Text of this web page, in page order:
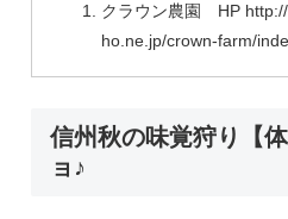
クラウン農園 HP http://
ho.ne.jp/crown-farm/
信州秋の味覚狩り【
ョ♪